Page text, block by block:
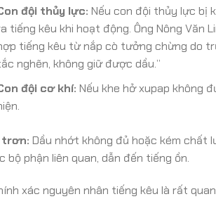
đội thủy lực: Nếu con đội thủy lực bị
tiếng kêu khi hoạt động. Ông Nông Văn
tiếng kêu từ nắp cò tưởng chừng do
nghẽn, không giữ được dầu.”
đội cơ khí: Nếu khe hở xupap không
trơn: Dầu nhớt không đủ hoặc kém chất
bộ phận liên quan, dẫn đến tiếng ồn.
xác nguyên nhân tiếng kêu là rất